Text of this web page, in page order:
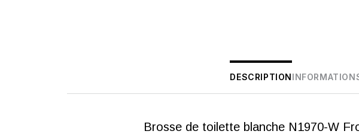
DESCRIPTION
Brosse de toilette blanche N1970-W